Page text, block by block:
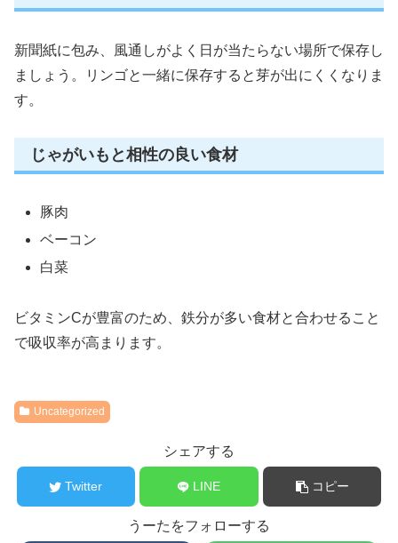
新聞紙に包み、風通しがよく日が当たらない場所で保存し
ましょう。リンゴと一緒に保存すると芽が出にくくなりま
す。
じゃがいもと相性の良い食材
豚肉
ベーコン
白菜
ビタミンCが豊富のため、鉄分が多い食材と合わせること
で吸収率が高まります。
Uncategorized
シェアする
Twitter LINE コピー
うーたをフォローする